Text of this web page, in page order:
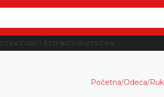
Početna Odeća